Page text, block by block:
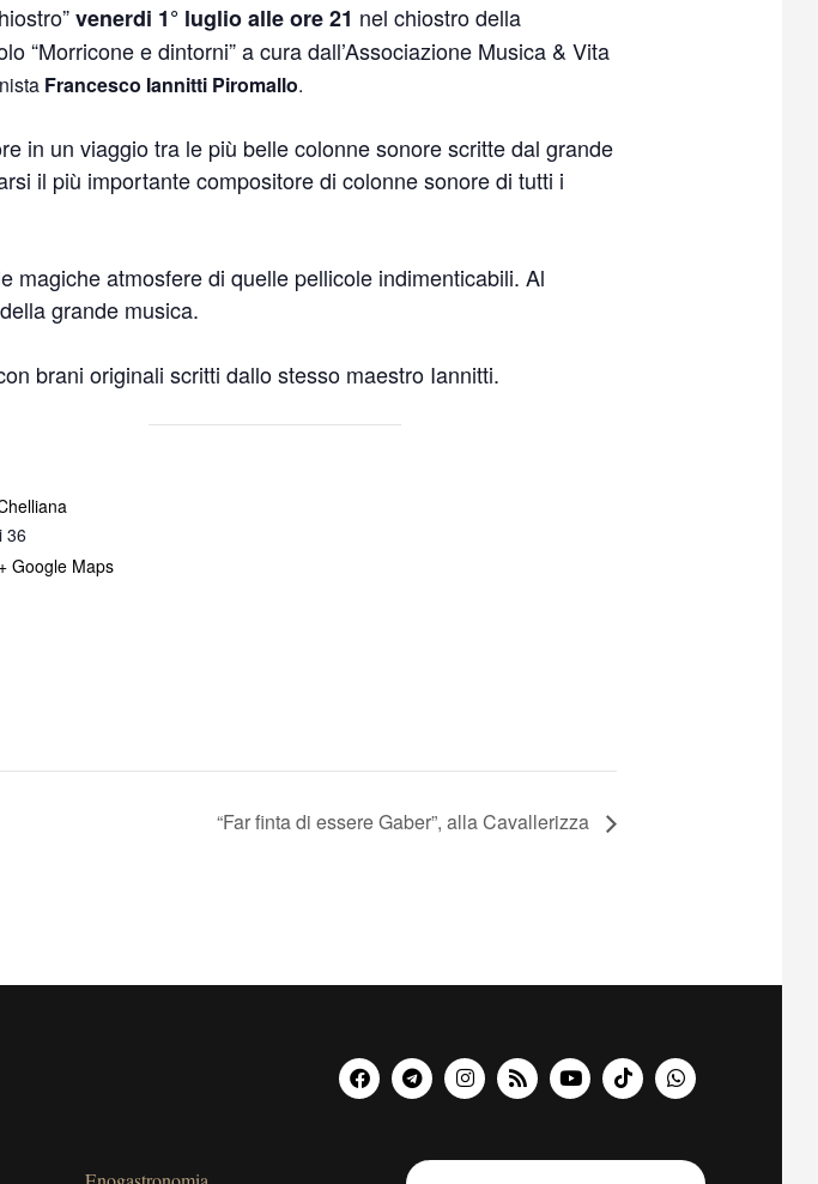
venerdi 1° luglio alle ore 21 nel chiostro della
“Morricone e dintorni” a cura dall’Associazione Musica & Vita
Francesco Iannitti Piromallo.
in un viaggio tra le più belle colonne sonore scritte dal grande
il più importante compositore di colonne sonore di tutti i
magiche atmosfere di quelle pellicole indimenticabili. Al
grande musica.
brani originali scritti dallo stesso maestro Iannitti.
36
+ Google Maps
“Far finta di essere Gaber”, alla Cavallerizza